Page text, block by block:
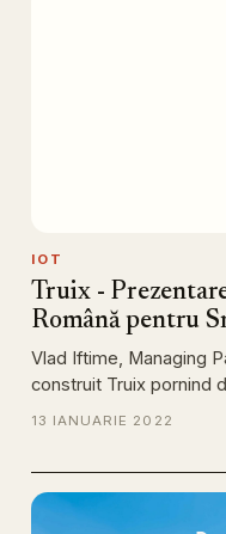
IOT
Truix -
Română pentru
Vlad Iftime, Managing
construit Truix pornind
13 IANUARIE 2022